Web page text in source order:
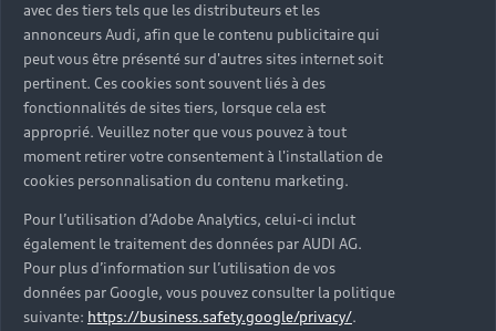
avec des tiers tels que les distributeurs et les
annonceurs Audi, afin que le contenu publicitaire qui
peut vous être présenté sur d'autres sites internet soit
pertinent. Ces cookies sont souvent liés à des
fonctionnalités de sites tiers, lorsque cela est
approprié. Veuillez noter que vous pouvez à tout
moment retirer votre consentement à l'installation de
cookies personnalisation du contenu marketing.
Pour l’utilisation d’Adobe Analytics, celui-ci inclut
également le traitement des données par AUDI AG.
Pour plus d’information sur l’utilisation de vos
données par Google, vous pouvez consulter la politique
suivante: https://business.safety.google/privacy/.